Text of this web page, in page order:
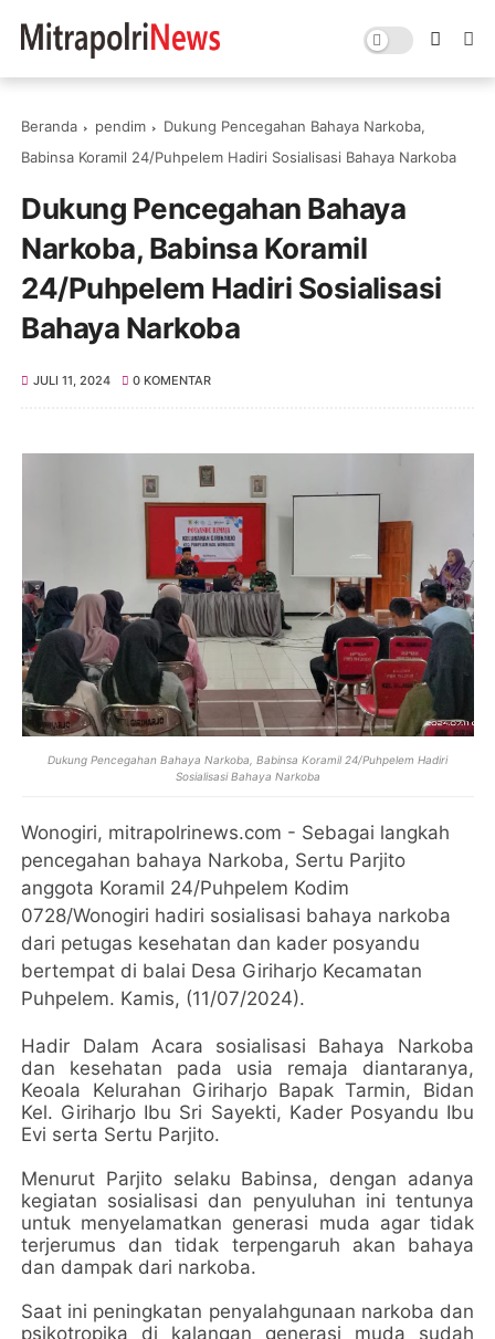
Beranda pendim
Dukung Pencegahan Bahaya Narkoba,
Babinsa Koramil 24/Puhpelem Hadiri Sosialisasi Bahaya Narkoba
Dukung Pencegahan Bahaya
Narkoba, Babinsa Koramil
24/Puhpelem Hadiri Sosialisasi
Bahaya Narkoba
JULI 11, 2024 0 KOMENTAR
Dukung Pencegahan Bahaya Narkoba, Babinsa Koramil 24/Puhpelem Hadiri
Sosialisasi Bahaya Narkoba
Wonogiri, mitrapolrinews.com - Sebagai langkah
pencegahan bahaya Narkoba, Sertu Parjito
anggota Koramil 24/Puhpelem Kodim
0728/Wonogiri hadiri sosialisasi bahaya narkoba
dari petugas kesehatan dan kader posyandu
bertempat di balai Desa Giriharjo Kecamatan
Puhpelem. Kamis, (11/07/2024).
Hadir Dalam Acara sosialisasi Bahaya Narkoba
dan kesehatan pada usia remaja diantaranya,
Keoala Kelurahan Giriharjo Bapak Tarmin, Bidan
Kel. Giriharjo Ibu Sri Sayekti, Kader Posyandu Ibu
Evi serta Sertu Parjito.
Menurut Parjito selaku Babinsa, dengan adanya
kegiatan sosialisasi dan penyuluhan ini tentunya
untuk menyelamatkan generasi muda agar tidak
terjerumus dan tidak terpengaruh akan bahaya
dan dampak dari narkoba.
Saat ini peningkatan penyalahgunaan narkoba dan
psikotropika di kalangan generasi muda sudah